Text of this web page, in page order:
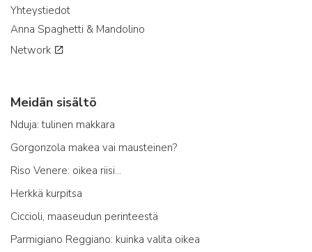
Yhteystiedot
Anna Spaghetti & Mandolino
Network
Meidän sisältö
Nduja: tulinen makkara
Gorgonzola makea vai mausteinen?
Riso Venere: oikea riisi...
Herkkä kurpitsa
Ciccioli, maaseudun perinteestä
Parmigiano Reggiano: kuinka valita oikea